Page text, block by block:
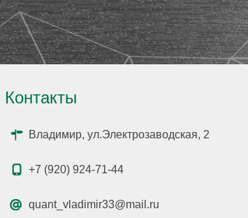
Контакты
Владимир, ул.Электрозаводская, 2
+7 (920) 924-71-44
quant_vladimir33@mail.ru